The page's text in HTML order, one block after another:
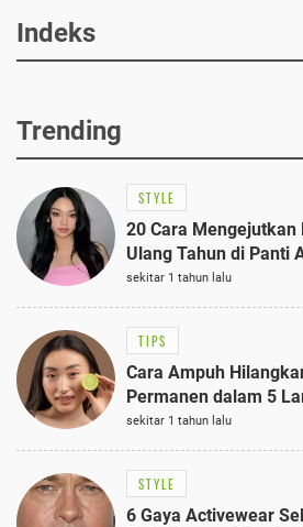
Indeks
Trending
STYLE
20 Cara Mengejutkan
Ulang Tahun di Panti
Anggun dengan
sekitar 1 tahun lalu
TIPS
Cara Ampuh
Permanen dalam 5
sekitar 1 tahun lalu
STYLE
6 Gaya Activewear